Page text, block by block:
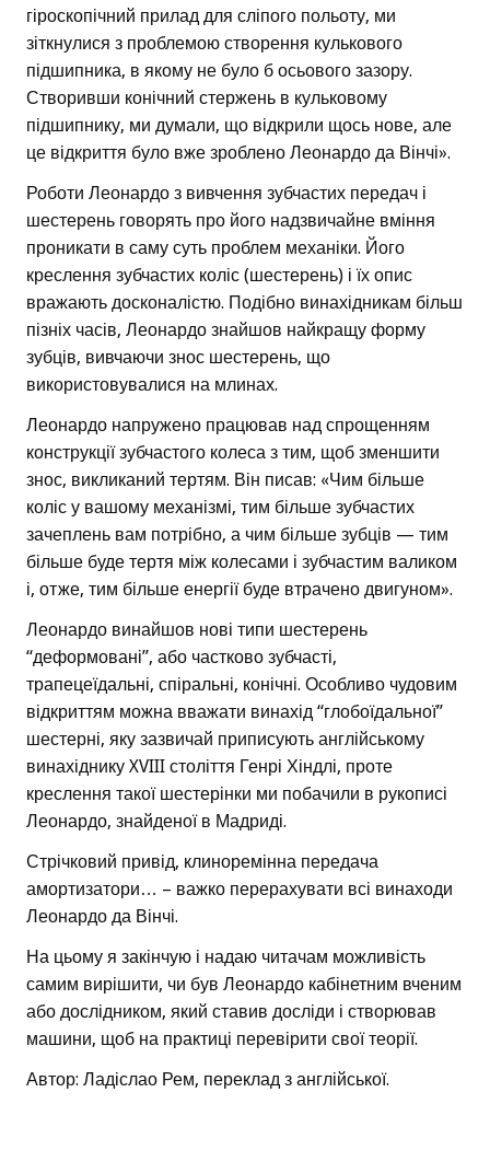
гіроскопічний прилад для сліпого польоту, ми
зіткнулися з проблемою створення кулькового
підшипника, в якому не було б осьового зазору.
Створивши конічний стержень в кульковому
підшипнику, ми думали, що відкрили щось нове, але
це відкриття було вже зроблено Леонардо да Вінчі».
Роботи Леонардо з вивчення зубчастих передач і
шестерень говорять про його надзвичайне вміння
проникати в саму суть проблем механіки. Його
креслення зубчастих коліс (шестерень) і їх опис
вражають досконалістю. Подібно винахідникам більш
пізніх часів, Леонардо знайшов найкращу форму
зубців, вивчаючи знос шестерень, що
використовувалися на млинах.
Леонардо напружено працював над спрощенням
конструкції зубчастого колеса з тим, щоб зменшити
знос, викликаний тертям. Він писав: «Чим більше
коліс у вашому механізмі, тим більше зубчастих
зачеплень вам потрібно, а чим більше зубців — тим
більше буде тертя між колесами і зубчастим валиком
і, отже, тим більше енергії буде втрачено двигуном».
Леонардо винайшов нові типи шестерень
“деформовані”, або частково зубчасті,
трапецеїдальні, спіральні, конічні. Особливо чудовим
відкриттям можна вважати винахід “глобоїдальної”
шестерні, яку зазвичай приписують англійському
винахіднику XVIII століття Генрі Хіндлі, проте
креслення такої шестерінки ми побачили в рукописі
Леонардо, знайденої в Мадриді.
Стрічковий привід, клиноремінна передача
амортизатори… – важко перерахувати всі винаходи
Леонардо да Вінчі.
На цьому я закінчую і надаю читачам можливість
самим вирішити, чи був Леонардо кабінетним вченим
або дослідником, який ставив досліди і створював
машини, щоб на практиці перевірити свої теорії.
Автор: Ладіслао Рем, переклад з англійської.